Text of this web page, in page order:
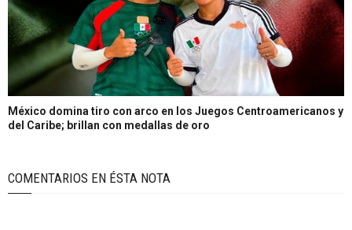
México domina tiro con arco en los Juegos Centroamericanos y
del Caribe; brillan con medallas de oro
COMENTARIOS EN ÉSTA NOTA